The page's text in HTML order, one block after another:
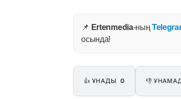
📌 Ertenmedia-ның
осында!
👍 ҰНАДЫ 0 👎